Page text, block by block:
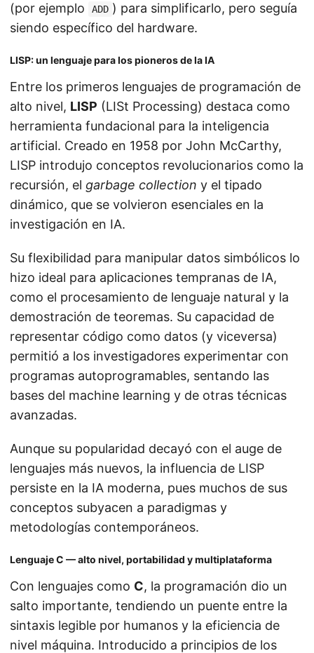
(por ejemplo
ADD ) para simplificarlo, pero seguía
siendo específico del hardware.
LISP: un lenguaje para los pioneros de la IA
Entre los primeros lenguajes de programación de
alto nivel, LISP (LISt Processing) destaca como
herramienta fundacional para la inteligencia
artificial. Creado en 1958 por John McCarthy,
LISP introdujo conceptos revolucionarios como la
recursión, el garbage collection y el tipado
dinámico, que se volvieron esenciales en la
investigación en IA.
Su flexibilidad para manipular datos simbólicos lo
hizo ideal para aplicaciones tempranas de IA,
como el procesamiento de lenguaje natural y la
demostración de teoremas. Su capacidad de
representar código como datos (y viceversa)
permitió a los investigadores experimentar con
programas autoprogramables, sentando las
bases del machine learning y de otras técnicas
avanzadas.
Aunque su popularidad decayó con el auge de
lenguajes más nuevos, la influencia de LISP
persiste en la IA moderna, pues muchos de sus
conceptos subyacen a paradigmas y
metodologías contemporáneos.
Lenguaje C — alto nivel, portabilidad y multiplataforma
Con lenguajes como C, la programación dio un
salto importante, tendiendo un puente entre la
sintaxis legible por humanos y la eficiencia de
nivel máquina. Introducido a principios de los